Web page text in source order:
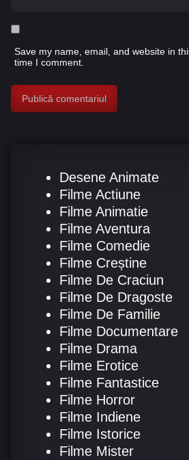
Save my name, email, and website in
time I comment.
Desene Animate
Filme Actiune
Filme Animatie
Filme Aventura
Filme Comedie
Filme Creștine
Filme De Craciun
Filme De Dragoste
Filme De Familie
Filme Documentare
Filme Drama
Filme Erotice
Filme Fantastice
Filme Horror
Filme Indiene
Filme Istorice
Filme Mister